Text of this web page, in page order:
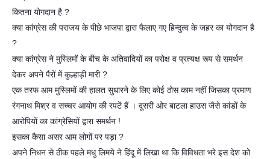
कितना योगदान है ?
क्या कांग्रेस की पराजय के पीछे भाजपा द्वारा फैलाए गए हिन्दुत्व के जहर का योगदान है
?
क्या कांग्रेस ने मुस्लिमों के बीच के अतिवादियों का परोक्ष व प्रत्यक्ष रूप से समर्थन
देकर अपने पैरों में कुल्हाड़ी मारी ?
एक तरफ आम मुस्लिमों की हालत सुधारने के लिए कोई ठोस काम नहीं जिसका प्रमाण
रंगनाथ मिश्र व सच्चर आयोग की रपटें हैं । दूसरी ओर बाटला हाउस जैसे कांडों के
आरोपियों का कांग्रेसियों द्वारा समर्थन !
इसका कैसा असर आम लोगों पर पड़ा ?
अपने निधन से ठीक पहले मधु लिमये ने हिंदू में लिखा था कि विविधता भरे इस देश को